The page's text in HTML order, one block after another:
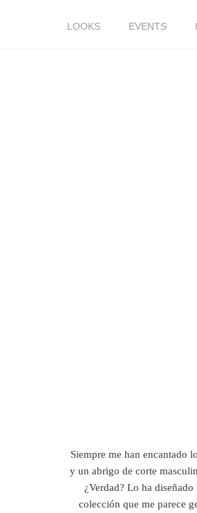
LOOKS EVENTS
Siempre me han encantado
y un abrigo de corte
¿Verdad? Lo ha
colección que me parece